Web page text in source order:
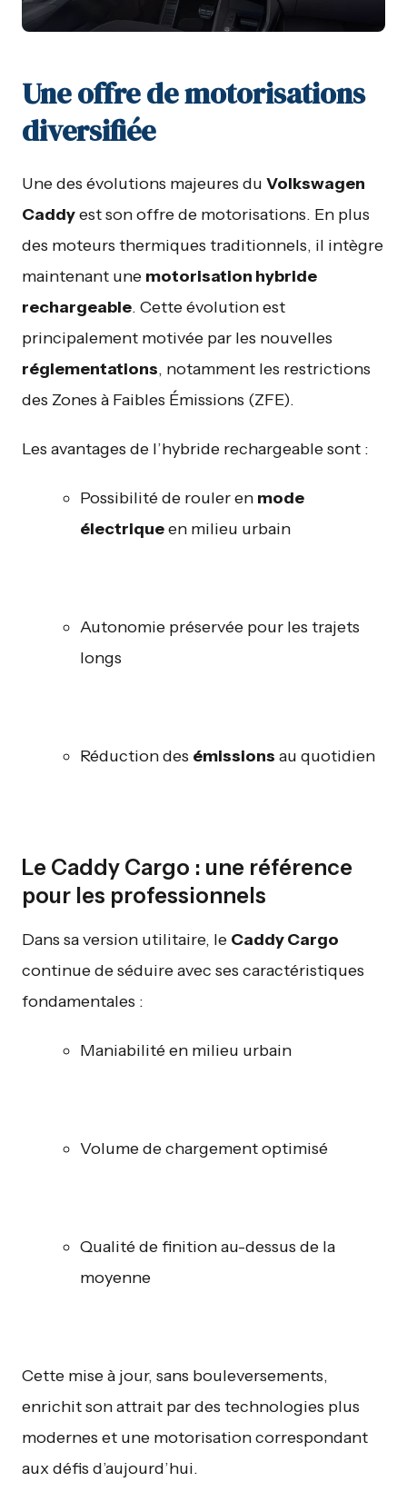
Une offre de motorisations
diversifiée
Une des évolutions majeures du Volkswagen
Caddyest son offre de motorisations. En plus
des moteurs thermiques traditionnels, il intègre
maintenant une motorisation hybride
rechargeable. Cette évolution est
principalement motivée par les nouvelles
réglementations, notamment les restrictions
des Zones à Faibles Émissions (ZFE).
Les avantages de l’hybride rechargeable sont :
Possibilité de rouler en mode
électriqueen milieu urbain
Autonomie préservée pour les trajets
longs
Réduction des émissions au quotidien
Le Caddy Cargo : une référence
pour les professionnels
Dans sa version utilitaire, le Caddy Cargo
continue de séduire avec ses caractéristiques
fondamentales :
Maniabilité en milieu urbain
Volume de chargement optimisé
Qualité de finition au-dessus de la
moyenne
Cette mise à jour, sans bouleversements,
enrichit son attrait par des technologies plus
modernes et une motorisation correspondant
aux défis d’aujourd’hui.